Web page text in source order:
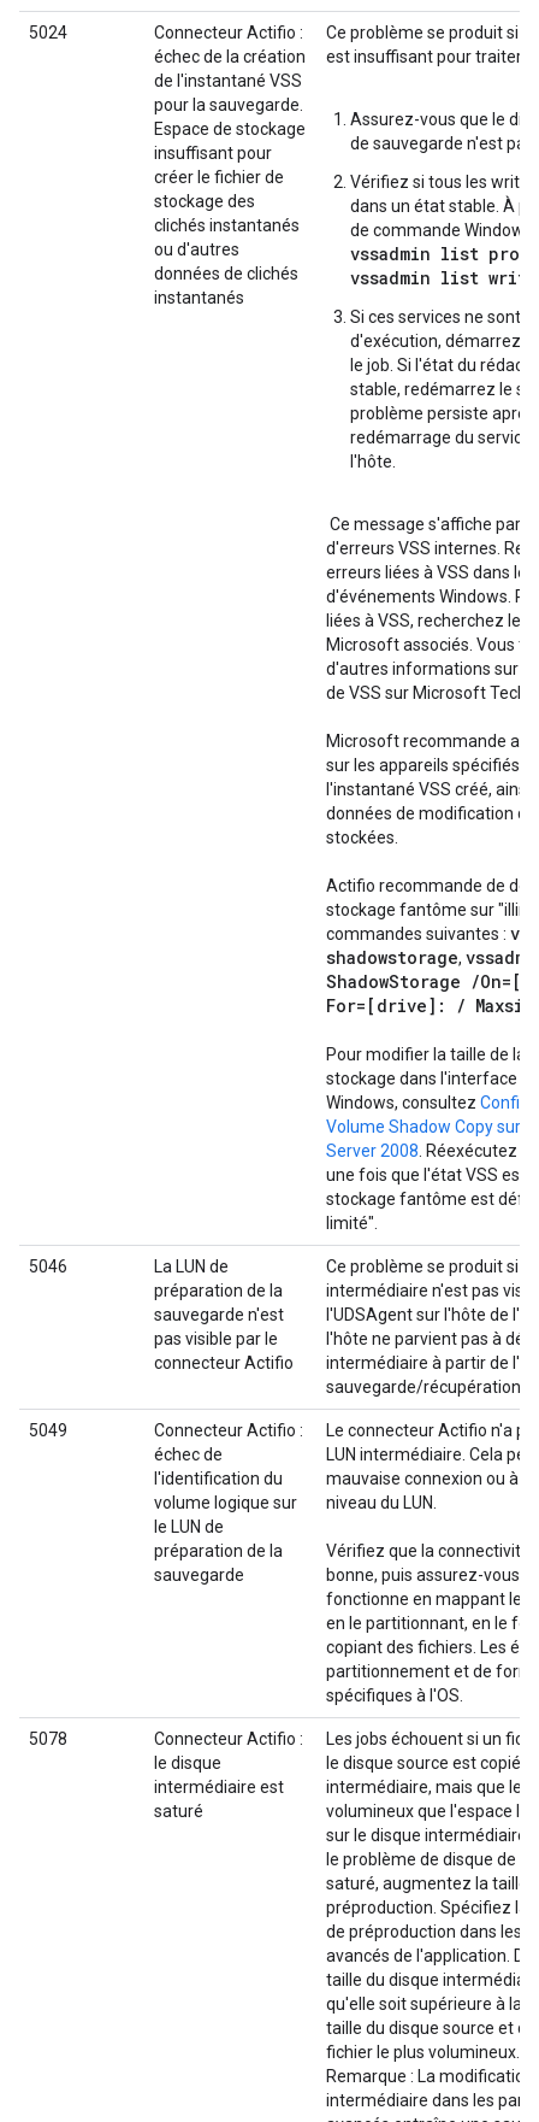
5024
Connecteur Actifio :
échec de la création
de l'instantané VSS
pour la sauvegarde.
Espace de stockage
insuffisant pour
créer le fichier de
stockage des
clichés instantanés
ou d'autres
données de clichés
instantanés
Ce problème se produit si
est insuffisant pour traiter
Assurez-vous que le
de sauvegarde n'est pas
Vérifiez si tous les
dans un état stable. À
de commande
vssadmin list
vssadmin list
Si ces services ne sont
d'exécution, démarrez-
le job. Si l'état du
stable, redémarrez le
problème persiste après
redémarrage du
l'hôte.
Ce message s'affiche
d'erreurs VSS internes.
erreurs liées à VSS dans
d'événements Windows.
liées à VSS, recherchez les
Microsoft associés. Vous
d'autres informations sur le
de VSS sur Microsoft
Microsoft recommande au
sur les appareils spécifiés
l'instantané VSS créé, ainsi
données de modification
stockées.
Actifio recommande de
stockage fantôme sur
commandes suivantes :
shadowstorage,
ShadowStorage /
For=[drive]:
/
Pour modifier la taille de la
stockage dans l'interface
Windows, consultez
Volume Shadow Copy sur
Server 2008 . Réexécutez
une fois que l'état VSS est
stockage fantôme est
limité".
5046
La LUN de
préparation de la
sauvegarde n'est
pas visible par le
connecteur Actifio
Ce problème se produit si la
intermédiaire n'est pas
l'UDSAgent sur l'hôte de
l'hôte ne parvient pas à
intermédiaire à partir de
sauvegarde/récupération.
5049
Connecteur Actifio :
échec de
l'identification du
volume logique sur
le LUN de
préparation de la
sauvegarde
Le connecteur Actifio n'a
LUN intermédiaire. Cela
mauvaise connexion ou à
niveau du LUN.
Vérifiez que la connectivité
bonne, puis assurez-vous
fonctionne en mappant le
en le partitionnant, en le
copiant des fichiers. Les
partitionnement et de
spécifiques à l'OS.
5078
Connecteur Actifio :
le disque
intermédiaire est
saturé
Les jobs échouent si un
le disque source est copié
intermédiaire, mais que le
volumineux que l'espace
sur le disque intermédiaire.
le problème de disque de
saturé, augmentez la taille
préproduction. Spécifiez la
de préproduction dans les
avancés de l'application.
taille du disque
qu'elle soit supérieure à la
taille du disque source et
fichier le plus volumineux.
Remarque : La modification
intermédiaire dans les